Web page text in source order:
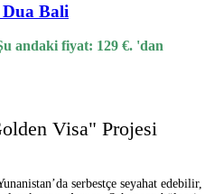
Dua Bali
andaki fiyat: 129 €. 'dan
Visa" Projesi
serbestçe seyahat edebilir,